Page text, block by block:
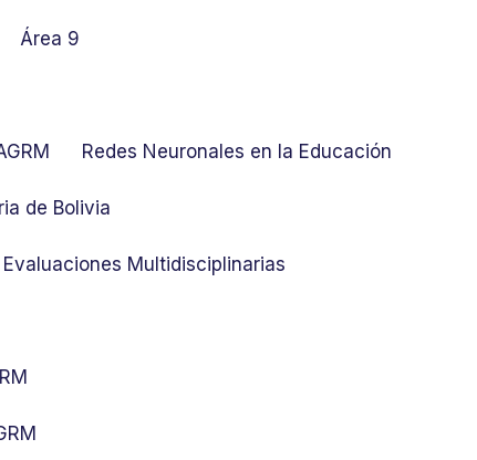
Área 9
Redes Neuronales en la Educación
de Bolivia
Multidisciplinarias